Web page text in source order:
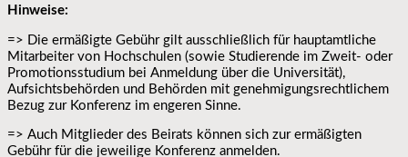
Hinweise:
=> Die ermäßigte Gebühr gilt ausschließlich für hauptamtliche
Mitarbeiter von Hochschulen (sowie Studierende im Zweit- oder
Promotionsstudium bei Anmeldung über die Universität),
Aufsichtsbehörden und Behörden mit genehmigungsrechtlichem
Bezug zur Konferenz im engeren Sinne.
=> Auch Mitglieder des Beirats können sich zur ermäßigten
Gebühr für die jeweilige Konferenz anmelden.